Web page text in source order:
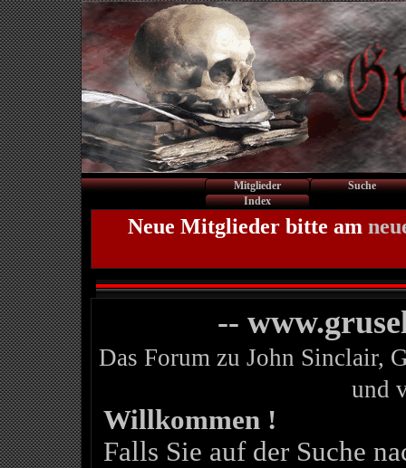
Mitglieder
Suche
Index
Neue Mitglieder bitte am
--
Das Forum zu John Sinclair,
und
Willkommen !
Falls Sie auf der Suche